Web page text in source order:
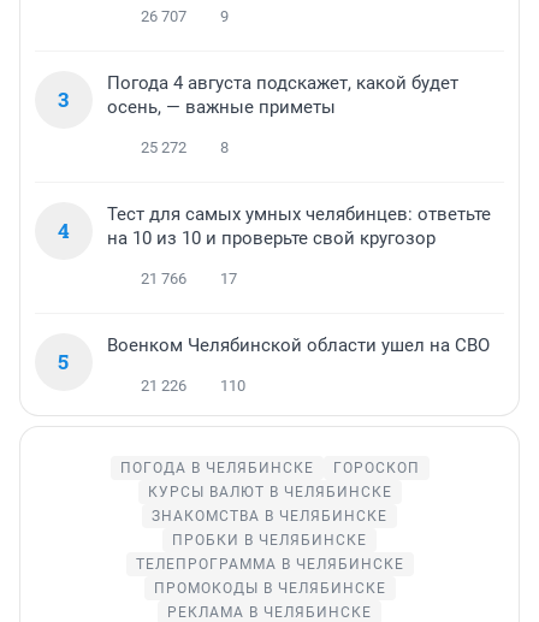
26 707 9
3
Погода 4 августа подскажет, какой будет
осень, — важные приметы
25 272 8
4
Тест для самых умных челябинцев: ответьте
на 10 из 10 и проверьте свой кругозор
21 766 17
5
Военком Челябинской области ушел на СВО
21 226 110
ПОГОДА В ЧЕЛЯБИНСКЕ
ГОРОСКОП
КУРСЫ ВАЛЮТ В ЧЕЛЯБИНСКЕ
ЗНАКОМСТВА В ЧЕЛЯБИНСКЕ
ПРОБКИ В ЧЕЛЯБИНСКЕ
ТЕЛЕПРОГРАММА В ЧЕЛЯБИНСКЕ
ПРОМОКОДЫ В ЧЕЛЯБИНСКЕ
РЕКЛАМА В ЧЕЛЯБИНСКЕ